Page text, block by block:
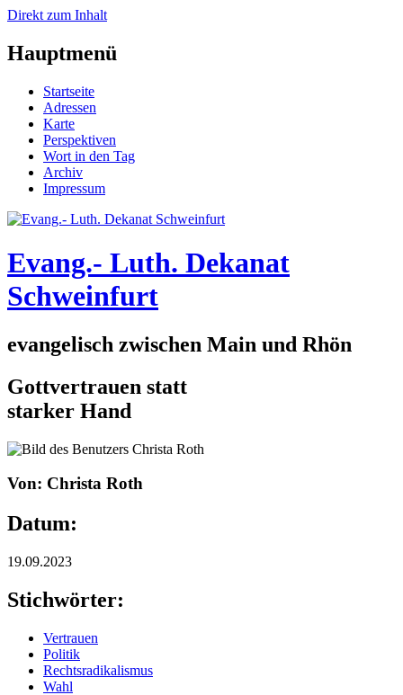
Direkt zum Inhalt
Hauptmenü
Startseite
Adressen
Karte
Perspektiven
Wort in den Tag
Archiv
Impressum
Evang.- Luth. Dekanat
Schweinfurt
evangelisch zwischen Main und Rhön
Gottvertrauen statt
starker Hand
Von: Christa Roth
Datum:
19.09.2023
Stichwörter:
Vertrauen
Politik
Rechtsradikalismus
Wahl